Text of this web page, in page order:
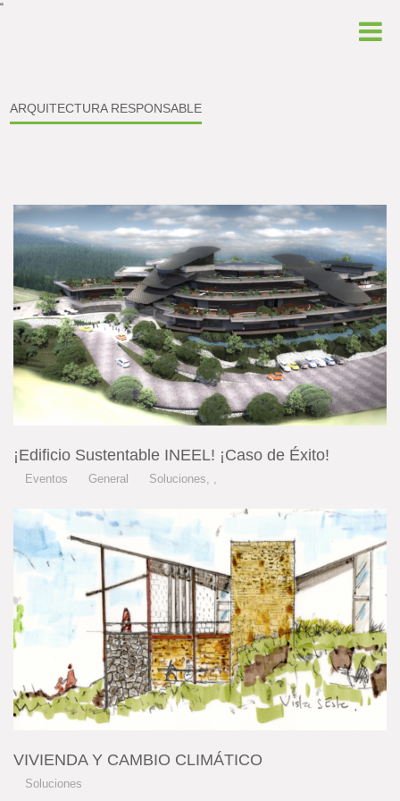
“
ARQUITECTURA RESPONSABLE
¡Edificio Sustentable INEEL! ¡Caso de Éxito!
Eventos ,
General ,
Soluciones
VIVIENDA Y CAMBIO CLIMÁTICO
Soluciones